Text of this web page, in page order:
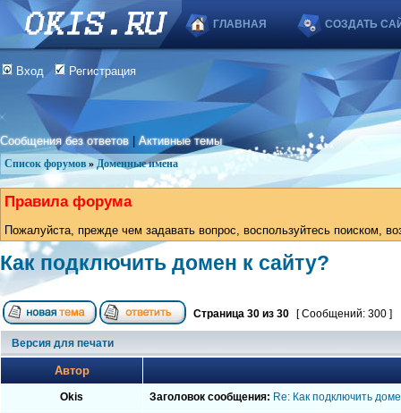
ГЛАВНАЯ СОЗДАТЬ
Вход Регистрация
Сообщения без ответов |Активные темы
Список форумов » Доменные имена
Правила форума
Пожалуйста, прежде чем задавать вопрос, воспользуйтесь поиском,
Как подключить домен к сайту?
Страница 30 из 30 [ Сообщений: 300 ]
Версия для печати
Автор
Okis Заголовок сообщения: Re: Как подключить